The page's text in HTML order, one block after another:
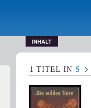
INHALT
1 TITEL IN S